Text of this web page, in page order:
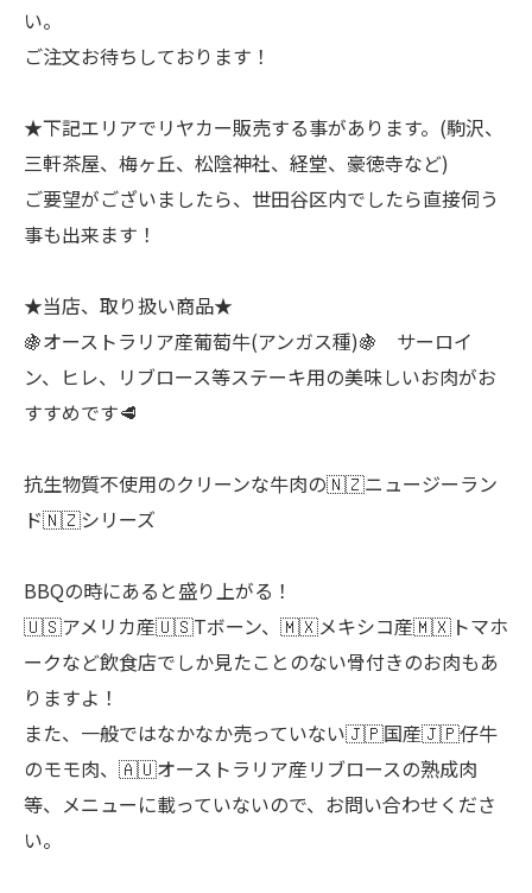
い。
ご注文お待ちしております！
★下記エリアでリヤカー販売する事があります。(駒沢、
三軒茶屋、梅ヶ丘、松陰神社、経堂、豪徳寺など)
ご要望がございましたら、世田谷区内でしたら直接伺う
事も出来ます！
★当店、取り扱い商品★
🍇オーストラリア産葡萄牛(アンガス種)🍇 サーロイ
ン、ヒレ、リブロース等ステーキ用の美味しいお肉がお
すすめです🥩
抗生物質不使用のクリーンな牛肉の🇳🇿ニュージーラン
ド🇳🇿シリーズ
BBQの時にあると盛り上がる！
🇺🇸アメリカ産🇺🇸Tボーン、🇲🇽メキシコ産🇲🇽トマホ
ークなど飲食店でしか見たことのない骨付きのお肉もあ
りますよ！
また、一般ではなかなか売っていない🇯🇵国産🇯🇵仔牛
のモモ肉、🇦🇺オーストラリア産リブロースの熟成肉
等、メニューに載っていないので、お問い合わせくださ
い。